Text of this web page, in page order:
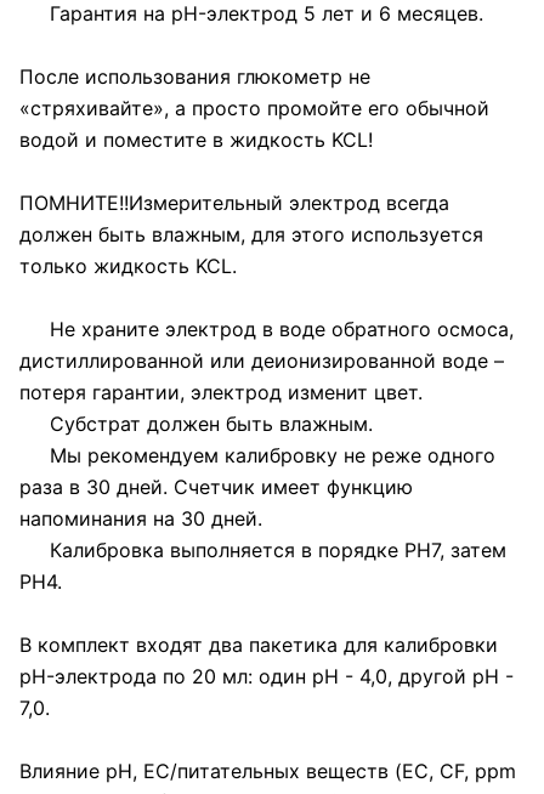
Гарантия на pH-электрод 5 лет и 6 месяцев.
После использования глюкометр не
«стряхивайте», а просто промойте его обычной
водой и поместите в жидкость KCL!
ПОМНИТЕ!!Измерительный электрод всегда
должен быть влажным, для этого используется
только жидкость KCL.
Не храните электрод в воде обратного осмоса,
дистиллированной или деионизированной воде –
потеря гарантии, электрод изменит цвет.
Субстрат должен быть влажным.
Мы рекомендуем калибровку не реже одного
раза в 30 дней. Счетчик имеет функцию
напоминания на 30 дней.
Калибровка выполняется в порядке PH7, затем
PH4.
В комплект входят два пакетика для калибровки
pH-электрода по 20 мл: один pH - 4,0, другой pH -
7,0.
Влияние pH, EC/питательных веществ (EC, CF, ppm